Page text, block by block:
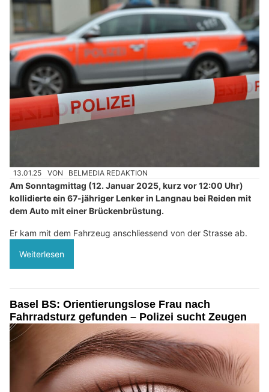
13.01.25 VON BELMEDIA REDAKTION
Am Sonntagmittag (12. Januar 2025, kurz vor 12:00 Uhr)
kollidierte ein 67-jähriger Lenker in Langnau bei Reiden mit
dem Auto mit einer Brückenbrüstung.
Er kam mit dem Fahrzeug anschliessend von der Strasse ab.
Weiterlesen
Basel BS: Orientierungslose Frau nach
Fahrradsturz gefunden – Polizei sucht Zeugen